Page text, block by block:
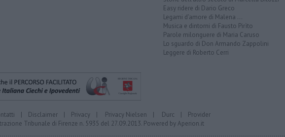
Easy ridere di Dario Greco
Legami d'amore di Malena ...
Musica e dintorni di Fausto Pirìto
Parole milonguere di Maria Caruso
Lo sguardo di Don Armando Zappolini
Leggere di Roberto Cerri
| Disclaimer | Privacy | Privacy Nielsen | Durc | Provider
Tribunale di Firenze n. 5935 del 27.09.2013. Powered byAperion.it